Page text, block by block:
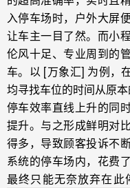
入停车场时，户外大屏
让车主一目了然。而小
伦风十足、专业周到的
车。以 [万象汇] 为例，
均寻找车位的时间从原
停车效率直线上升的同
提升。与之形成鲜明对
得多，导致顾客投诉不
系统的停车场内，花费
最终只能无奈放弃在此